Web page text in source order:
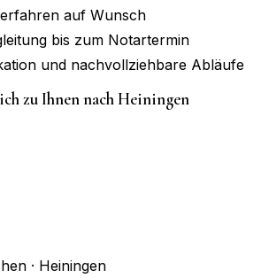
auf Wunsch
bis zum Notartermin
und nachvollziehbare Abläufe
zu Ihnen nachHeiningen
· Heiningen